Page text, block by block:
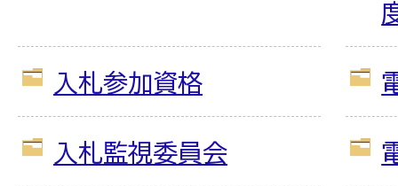
入札参加資格
入札監視委員会